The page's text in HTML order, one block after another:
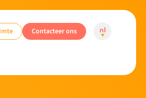
Contacteer ons nl